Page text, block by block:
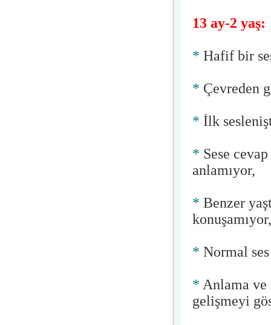
13 ay-2 yaş:
* Hafif bir
* Çevreden
* İlk
* Sese
anlamıyor,
* Benzer
* Normal
* Anlama
gelişmeyi